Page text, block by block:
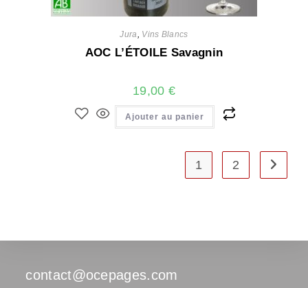
Jura Vins Blancs
AOC L’ÉTOILE Savagnin
19,00 €
Ajouter au panier
1 2
contact@ocepages.com